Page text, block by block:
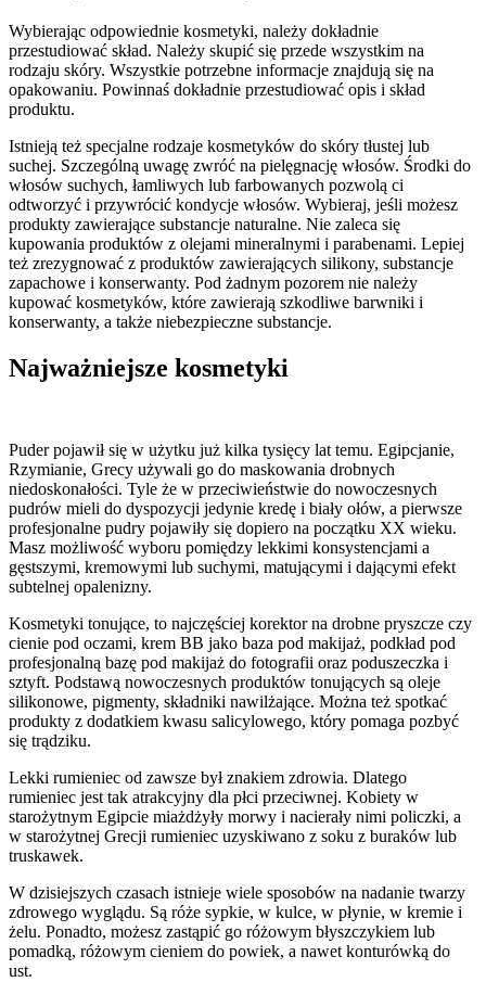
Wybierając odpowiednie kosmetyki, należy dokładnie
przestudiować skład. Należy skupić się przede wszystkim na
rodzaju skóry. Wszystkie potrzebne informacje znajdują się na
opakowaniu. Powinnaś dokładnie przestudiować opis i skład
produktu.
Istnieją też specjalne rodzaje kosmetyków do skóry tłustej lub
suchej. Szczególną uwagę zwróć na pielęgnację włosów. Środki do
włosów suchych, łamliwych lub farbowanych pozwolą ci
odtworzyć i przywrócić kondycje włosów. Wybieraj, jeśli możesz
produkty zawierające substancje naturalne. Nie zaleca się
kupowania produktów z olejami mineralnymi i parabenami. Lepiej
też zrezygnować z produktów zawierających silikony, substancje
zapachowe i konserwanty. Pod żadnym pozorem nie należy
kupować kosmetyków, które zawierają szkodliwe barwniki i
konserwanty, a także niebezpieczne substancje.
Najważniejsze kosmetyki
Puder pojawił się w użytku już kilka tysięcy lat temu. Egipcjanie,
Rzymianie, Grecy używali go do maskowania drobnych
niedoskonałości. Tyle że w przeciwieństwie do nowoczesnych
pudrów mieli do dyspozycji jedynie kredę i biały ołów, a pierwsze
profesjonalne pudry pojawiły się dopiero na początku XX wieku.
Masz możliwość wyboru pomiędzy lekkimi konsystencjami a
gęstszymi, kremowymi lub suchymi, matującymi i dającymi efekt
subtelnej opalenizny.
Kosmetyki tonujące, to najczęściej korektor na drobne pryszcze czy
cienie pod oczami, krem BB jako baza pod makijaż, podkład pod
profesjonalną bazę pod makijaż do fotografii oraz poduszeczka i
sztyft. Podstawą nowoczesnych produktów tonujących są oleje
silikonowe, pigmenty, składniki nawilżające. Można też spotkać
produkty z dodatkiem kwasu salicylowego, który pomaga pozbyć
się trądziku.
Lekki rumieniec od zawsze był znakiem zdrowia. Dlatego
rumieniec jest tak atrakcyjny dla płci przeciwnej. Kobiety w
starożytnym Egipcie miażdżyły morwy i nacierały nimi policzki, a
w starożytnej Grecji rumieniec uzyskiwano z soku z buraków lub
truskawek.
W dzisiejszych czasach istnieje wiele sposobów na nadanie twarzy
zdrowego wyglądu. Są róże sypkie, w kulce, w płynie, w kremie i
żelu. Ponadto, możesz zastąpić go różowym błyszczykiem lub
pomadką, różowym cieniem do powiek, a nawet konturówką do
ust.